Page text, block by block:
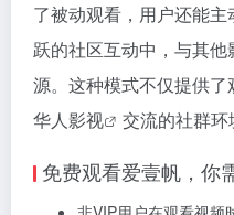
了被动观看，用户还能
跃的社区互动中，与其
源。这种模式不仅提供
华人影视
交流的社群环
免费观看爱壹帆，你